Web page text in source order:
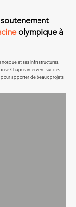
olympique à
et ses infrastructures.
Chapus intervient sur des
pour apporter de beaux projets